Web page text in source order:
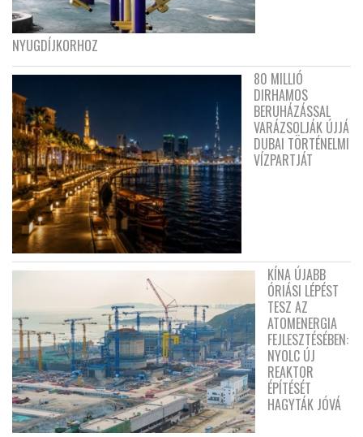
NYUGDÍJKORHOZ
80 MILLIÓ
DIRHAMOS
BERUHÁZÁSSAL
VARÁZSOLJÁK ÚJJÁ
DUBAI TÖRTÉNELMI
VÍZPARTJÁT
KÍNA ÚJABB
ÓRIÁSI LÉPÉST
TESZ AZ
ATOMENERGIA
FEJLESZTÉSÉBEN:
NYOLC ÚJ
REAKTOR
ÉPÍTÉSÉT
HAGYTÁK JÓVÁ